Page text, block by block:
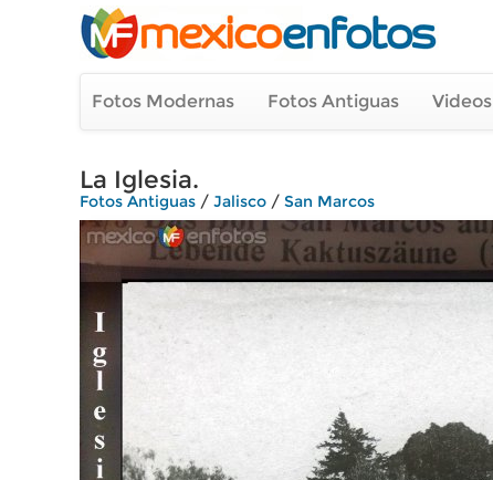
Fotos Modernas Fotos Antiguas
La Iglesia.
Fotos Antiguas / Jalisco / San Marcos